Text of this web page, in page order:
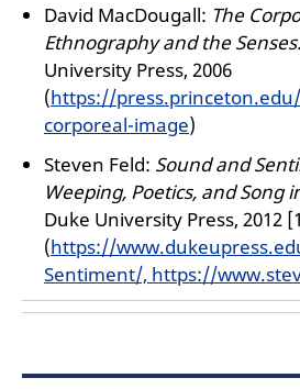
David MacDougall: The
Ethnography and the Senses.
University Press, 2006
(https://
corporeal-image)
Steven Feld: Sound and
Weeping, Poetics, and Song
Duke University Press, 2012
(https://
Sentiment/, https://